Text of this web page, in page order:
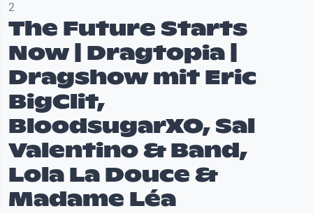
2
The Future Starts
Now | Dragtopia |
Dragshow mit Eric
BigClit,
BloodsugarXO, Sal
Valentino & Band,
Lola La Douce &
Madame Léa